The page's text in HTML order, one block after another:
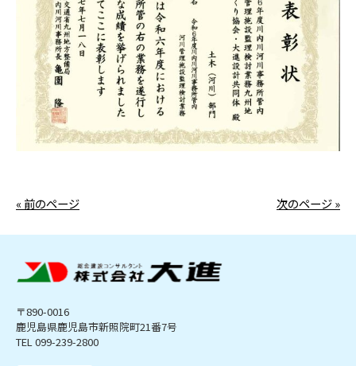
« 前のページ 次のページ »
〒890-0016
鹿児島県鹿児島市新照院町21番7号
TEL 099-239-2800